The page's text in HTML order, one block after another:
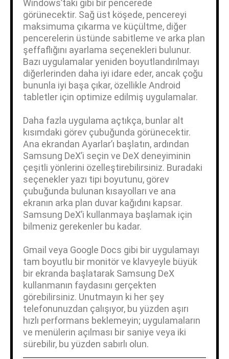
Windows’taki gibi bir pencerede
görünecektir. Sağ üst köşede, pencereyi
maksimuma çıkarma ve küçültme, diğer
pencerelerin üstünde sabitleme ve arka plan
şeffaflığını ayarlama seçenekleri bulunur.
Bazı uygulamalar yeniden boyutlandırılmayı
diğerlerinden daha iyi idare eder, ancak çoğu
bununla iyi başa çıkar, özellikle Android
tabletler için optimize edilmiş uygulamalar.
Daha fazla uygulama açtıkça, bunlar alt
kısımdaki görev çubuğunda görünecektir.
Ana ekrandan Ayarlar’ı başlatın, ardından
Samsung DeX’i seçin ve DeX deneyiminin
çeşitli yönlerini özelleştirebilirsiniz. Buradaki
seçenekler yazı tipi boyutunu, görev
çubuğunda bulunan kısayolları ve ana
ekranın arka plan duvar kağıdını kapsar.
Samsung DeX’i kullanmaya başlamak için
bilmeniz gerekenler bu kadar.
Gmail veya Google Docs gibi bir uygulamayı
tam boyutlu bir monitör ve klavyeyle büyük
bir ekranda başlatarak Samsung DeX
kullanmanın faydasını gerçekten
görebilirsiniz. Unutmayın ki her şey
telefonunuzdan çalışıyor, bu yüzden aşırı
hızlı performans beklemeyin; uygulamaların
ve menülerin açılması bir saniye veya iki
sürebilir, bu yüzden sabırlı olun.